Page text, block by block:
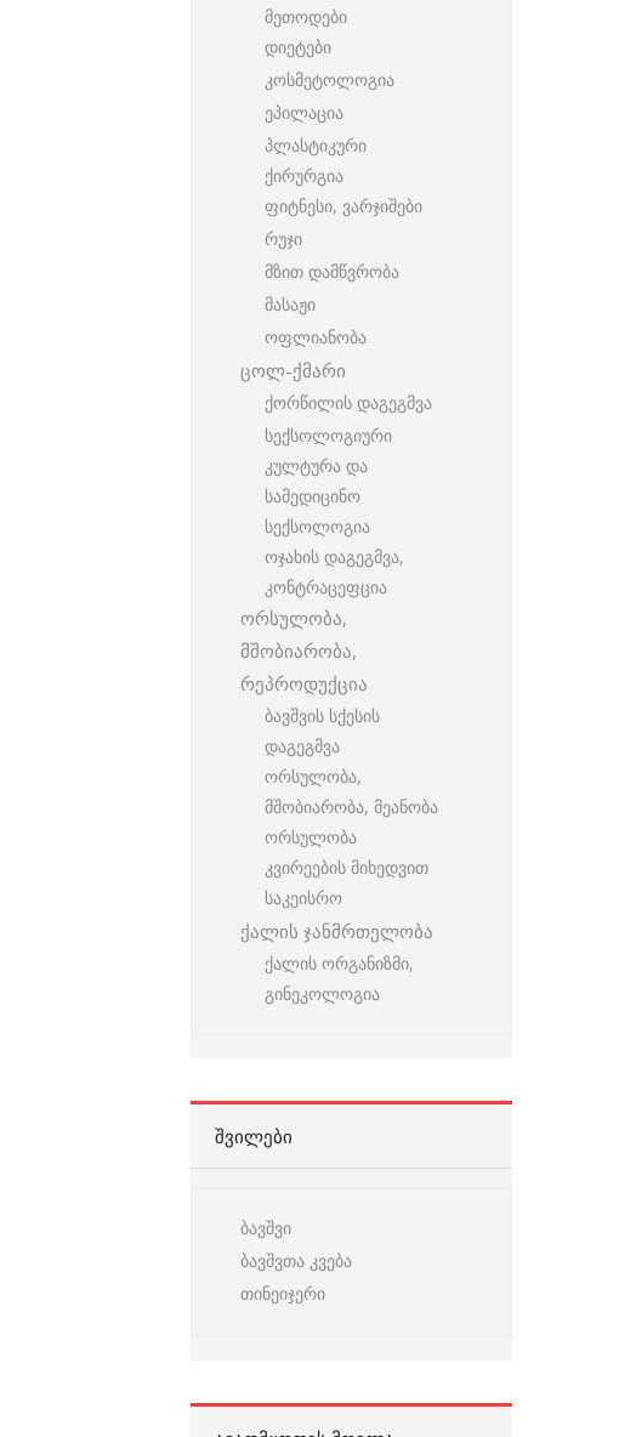
მეთოდები
დიეტები
კოსმეტოლოგია
ეპილაცია
პლასტიკური
ქირურგია
ფიტნესი, ვარჯიშები
რუჯი
მზით დამწვრობა
მასაჟი
ოფლიანობა
ცოლ-ქმარი
ქორწილის დაგეგმვა
სექსოლოგიური
კულტურა და
სამედიცინო
სექსოლოგია
ოჯახის დაგეგმვა,
კონტრაცეფცია
ორსულობა,
მშობიარობა,
რეპროდუქცია
ბავშვის სქესის
დაგეგმვა
ორსულობა,
მშობიარობა, მეანობა
ორსულობა
კვირეების მიხედვით
საკეისრო
ქალის ჯანმრთელობა
ქალის ორგანიზმი,
გინეკოლოგია
ᲨᲕᲘᲚᲔᲑᲘ
ბავშვი
ბავშვთა კვება
თინეიჯერი